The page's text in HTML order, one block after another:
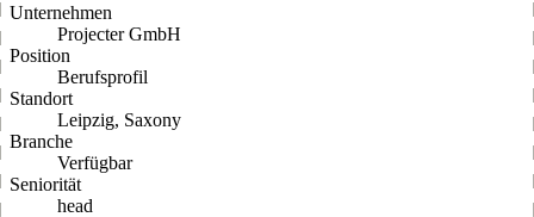
Unternehmen
Projecter GmbH
Position
Berufsprofil
Standort
Leipzig, Saxony
Branche
Verfügbar
Seniorität
head